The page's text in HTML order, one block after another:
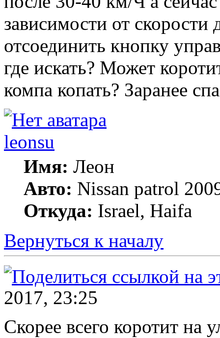
зависимости от
отсоединить кнопку
где искать? Может
компа копать? Заранее
leonsu
Имя: Леон
Авто: Nissan patrol
Откуда: Israel, Haifa
Вернуться к началу
2017, 23:25
Скорее всего коротит на